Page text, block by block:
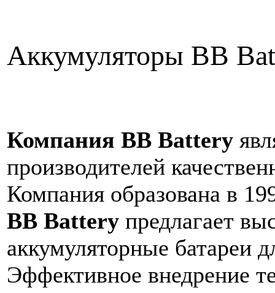
Аккумуляторы BB
Компания BB Battery
производителей
Компания образована в
BB Battery предлагает
аккумуляторные батареи
Эффективное внедрение